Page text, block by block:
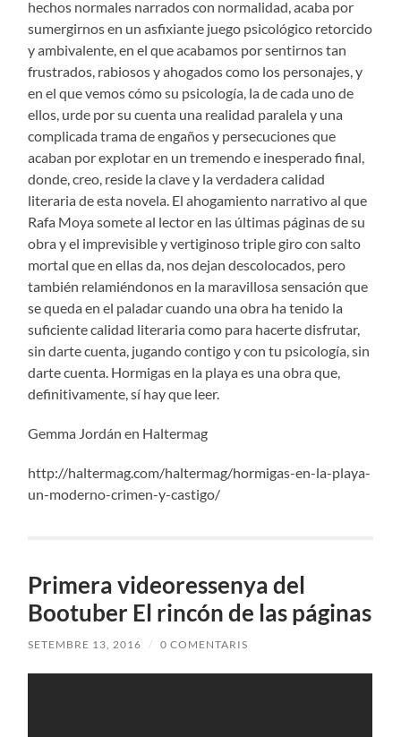
hechos normales narrados con normalidad, acaba por
sumergirnos en un asfixiante juego psicológico retorcido
y ambivalente, en el que acabamos por sentirnos tan
frustrados, rabiosos y ahogados como los personajes, y
en el que vemos cómo su psicología, la de cada uno de
ellos, urde por su cuenta una realidad paralela y una
complicada trama de engaños y persecuciones que
acaban por explotar en un tremendo e inesperado final,
donde, creo, reside la clave y la verdadera calidad
literaria de esta novela. El ahogamiento narrativo al que
Rafa Moya somete al lector en las últimas páginas de su
obra y el imprevisible y vertiginoso triple giro con salto
mortal que en ellas da, nos dejan descolocados, pero
también relamiéndonos en la maravillosa sensación que
se queda en el paladar cuando una obra ha tenido la
suficiente calidad literaria como para hacerte disfrutar,
sin darte cuenta, jugando contigo y con tu psicología, sin
darte cuenta. Hormigas en la playa es una obra que,
definitivamente, sí hay que leer.
Gemma Jordán en Haltermag
http://haltermag.com/haltermag/hormigas-en-la-playa-
un-moderno-crimen-y-castigo/
Primera videoressenya del
Bootuber El rincón de las páginas
SETEMBRE 13, 2016 / 0 COMENTARIS